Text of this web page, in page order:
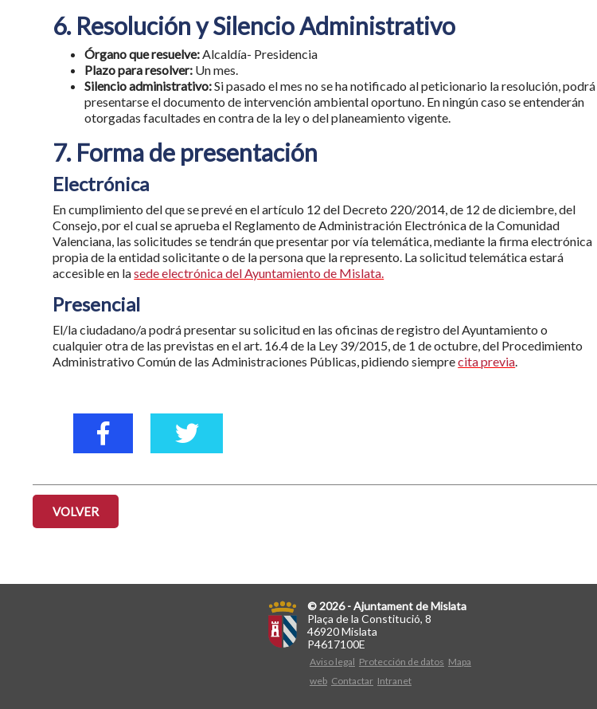
6. Resolución y Silencio Administrativo
Órgano que resuelve:Alcaldía- Presidencia
Plazo para resolver: Un mes.
Silencio administrativo:Si pasado el mes no se ha notificado al peticionario la resolución, podrá
presentarse el documento de intervención ambiental oportuno. En ningún caso se entenderán
otorgadas facultades en contra de la ley o del planeamiento vigente.
7. Forma de presentación
Electrónica
En cumplimiento del que se prevé en el artículo 12 del Decreto 220/2014, de 12 de diciembre, del
Consejo, por el cual se aprueba el Reglamento de Administración Electrónica de la Comunidad
Valenciana, las solicitudes se tendrán que presentar por vía telemática, mediante la firma electrónica
propia de la entidad solicitante o de la persona que la represento. La solicitud telemática estará
accesible en lasede electrónica del Ayuntamiento de Mislata.
Presencial
El/la ciudadano/a podrá presentar su solicitud en las oficinas de registro del Ayuntamiento o
cualquier otra de las previstas en el art. 16.4 de la Ley 39/2015, de 1 de octubre, del Procedimiento
Administrativo Común de las Administraciones Públicas, pidiendo siemprecita previa.
VOLVER
© 2026 - Ajuntament de Mislata
Plaça de la Constitució, 8
46920 Mislata
P4617100E
Aviso legal Protección de datos Mapa
web Contactar Intranet